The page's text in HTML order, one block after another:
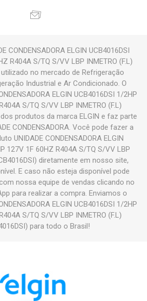
CONDENSADORA ELGIN UCB4016DSI
R404A S/TQ S/VV LBP INMETRO (F.L)
utilizado no mercado de Refrigeração
Industrial e Ar Condicionado. O
ELGIN UCB4016DSI 1/2HP
S/TQ S/VV LBP INMETRO (F.L)
produtos da marca ELGIN e faz parte
CONDENSADORA. Você pode fazer a
UNIDADE CONDENSADORA ELGIN
127V 1F 60HZ R404A S/TQ S/VV LBP
diretamente em nosso site,
E caso não esteja disponível pode
nossa equipe de vendas clicando no
para realizar a compra. Enviamos o
ELGIN UCB4016DSI 1/2HP
S/TQ S/VV LBP INMETRO (F.L)
para todo o Brasil!